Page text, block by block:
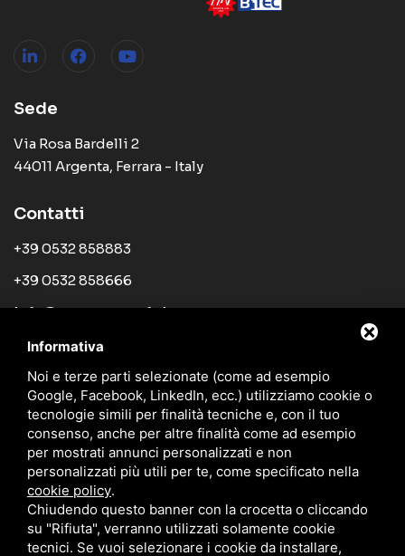
Sede
Via Rosa Bardelli 2
44011 Argenta, Ferrara - Italy
Contatti
+39 0532 858883
+39 0532 858666
info@tecnosystemfe.it
Azienda
Prodotti
News
Rete di vendita
Cataloghi
Informativa
Noi e terze parti selezionate (come ad esempio
Google, Facebook, LinkedIn, ecc.) utilizziamo cookie o
tecnologie simili per finalità tecniche e, con il tuo
consenso, anche per altre finalità come ad esempio
per mostrati annunci personalizzati e non
personalizzati più utili per te, come specificato nella
cookie policy.
Chiudendo questo banner con la crocetta o cliccando
su "Rifiuta", verranno utilizzati solamente cookie
tecnici. Se vuoi selezionare i cookie da installare,